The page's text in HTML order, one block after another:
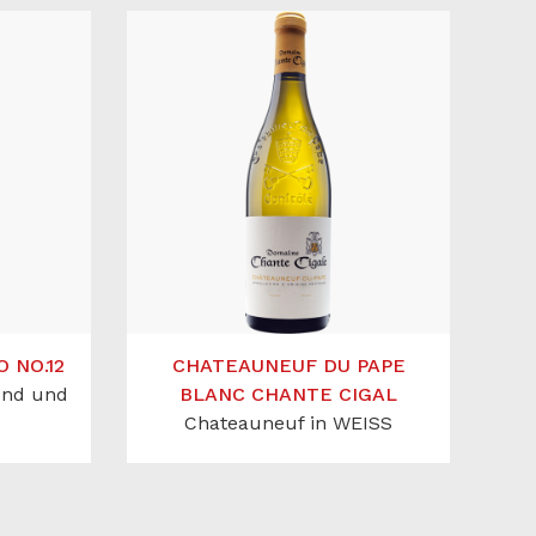
NO.12
und
CHATEAUNEUF DU PAPE
BLANC CHANTE CIGAL
Chateauneuf in WEISS